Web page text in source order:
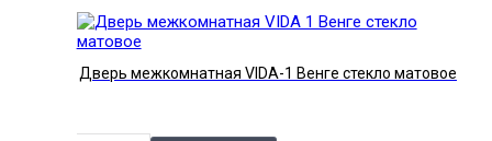
Дверь межкомнатная VIDA-1 Венге стекло матовое